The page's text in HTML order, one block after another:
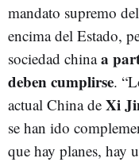
mandato supremo
encima del Estado,
sociedad chinaa
deben cumplirse.
actual China de Xi
se han ido
que hay planes, hay